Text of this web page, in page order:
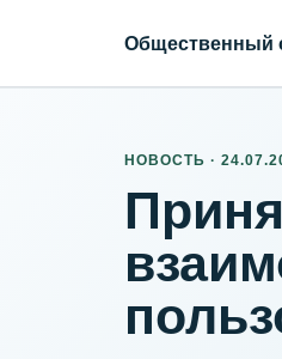
Общественный
НОВОСТЬ ·